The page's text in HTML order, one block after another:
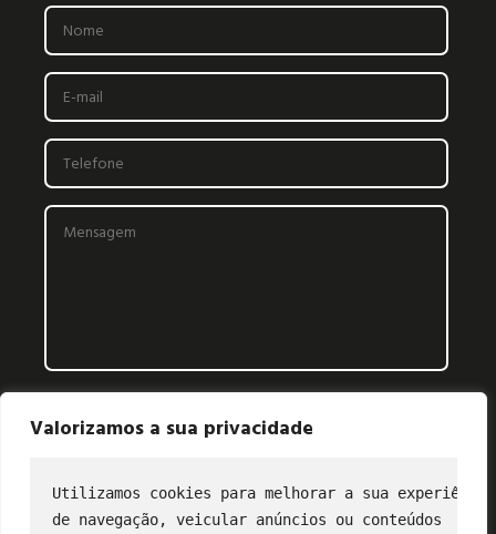
Valorizamos a sua privacidade
Utilizamos cookies para melhorar a sua experiência
de navegação, veicular anúncios ou conteúdos